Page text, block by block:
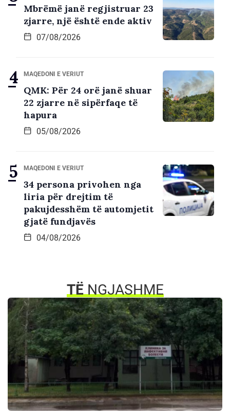
Mbrëmë janë regjistruar 23
zjarre, një është ende aktiv
07/08/2026
MAQEDONI E VERIUT
QMK: Për 24 orë janë shuar
22 zjarre në sipërfaqe të
hapura
05/08/2026
MAQEDONI E VERIUT
34 persona privohen nga
liria për drejtim të
pakujdesshëm të automjetit
gjatë fundjavës
04/08/2026
TËNGJASHME